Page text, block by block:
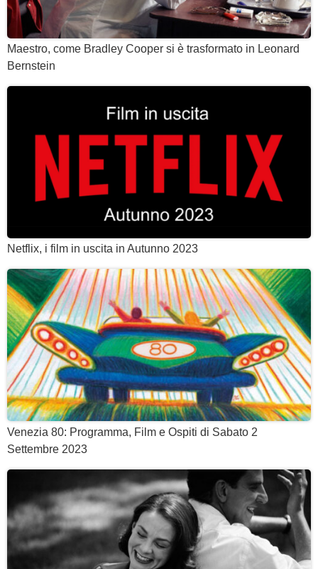
Maestro, come Bradley Cooper si è trasformato in Leonard
Bernstein
Netflix, i film in uscita in Autunno 2023
Venezia 80: Programma, Film e Ospiti di Sabato 2
Settembre 2023